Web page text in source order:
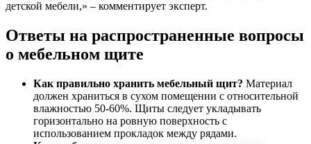
детской мебели,» – комментирует эксперт.
Ответы на распространенные вопросы
о мебельном щите
Как правильно хранить мебельный щит? Материал
должен храниться в сухом помещении с относительной
влажностью 50-60%. Щиты следует укладывать
горизонтально на ровную поверхность с
использованием прокладок между рядами.